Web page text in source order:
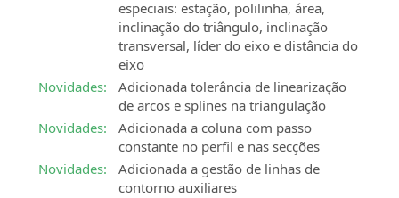
especiais: estação, polilinha, área,
inclinação do triângulo, inclinação
transversal, líder do eixo e distância do
eixo
Novidades:
Adicionada tolerância de linearização
de arcos e splines na triangulação
Novidades:
Adicionada a coluna com passo
constante no perfil e nas secções
Novidades:
Adicionada a gestão de linhas de
contorno auxiliares